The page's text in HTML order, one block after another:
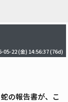
05-22 (金) 14:56:37(76d)
の報告書が、こ